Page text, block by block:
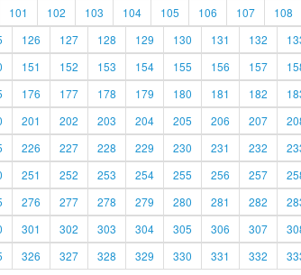
101 102 103 104 105 106 107 108
126 127 128 129 130 131 132
151 152 153 154 155 156 157
176 177 178 179 180 181 182
201 202 203 204 205 206 207
226 227 228 229 230 231 232
251 252 253 254 255 256 257
276 277 278 279 280 281 282
301 302 303 304 305 306 307
326 327 328 329 330 331 332